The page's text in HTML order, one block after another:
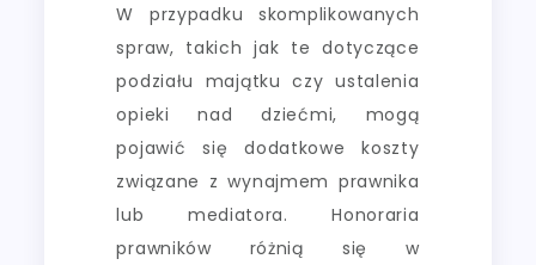
W przypadku skomplikowanych
spraw, takich jak te dotyczące
podziału majątku czy ustalenia
opieki nad dziećmi, mogą
pojawić się dodatkowe koszty
związane z wynajmem prawnika
lub mediatora. Honoraria
prawników różnią się w